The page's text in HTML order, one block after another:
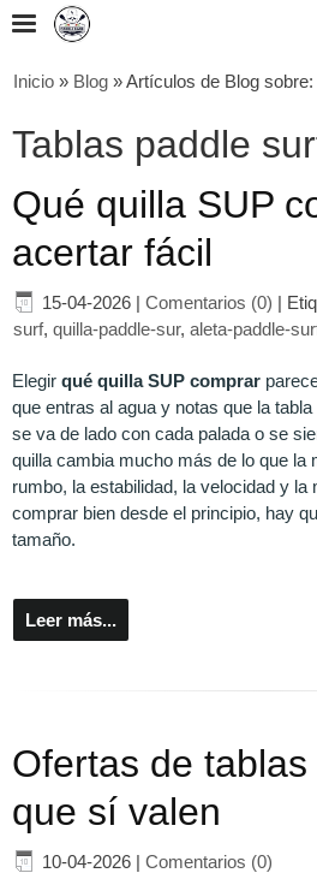
Inicio » Blog »Artículos de Blog
Tablas paddle
Qué quilla SUP
acertar fácil
15-04-2026 | Comentarios (0) |
surf, quilla-paddle-sur, aleta-paddle-
Elegir qué quilla SUP comprar
que entras al agua y notas que la
se va de lado con cada palada o se
quilla cambia mucho más de lo que la
rumbo, la estabilidad, la velocidad y la
comprar bien desde el principio, hay
tamaño.
Leer más...
Ofertas de
que sí valen
10-04-2026 | Comentarios (0)